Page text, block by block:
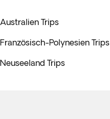
Australien Trips
Französisch-Polynesien Trips
Neuseeland Trips